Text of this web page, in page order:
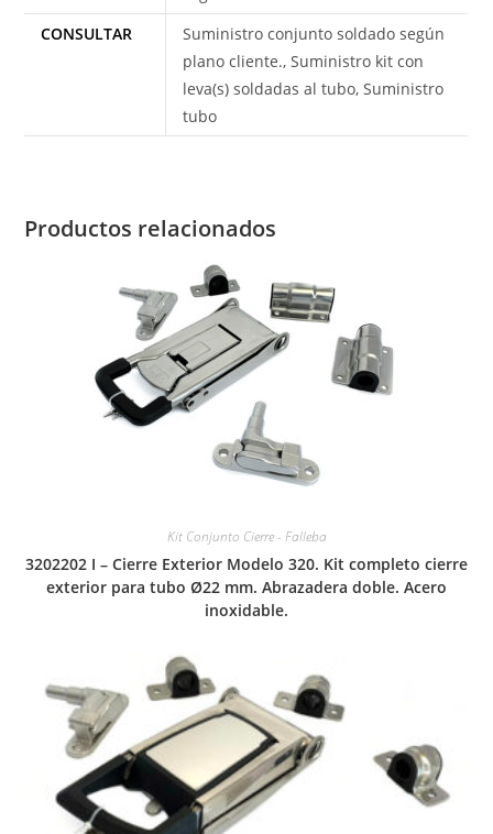
CONSULTAR
Suministro conjunto soldado según
plano cliente., Suministro kit con
leva(s) soldadas al tubo, Suministro
tubo
Productos relacionados
Kit Conjunto Cierre - Falleba
3202202 I – Cierre Exterior Modelo 320. Kit completo cierre
exterior para tubo Ø22 mm. Abrazadera doble. Acero
inoxidable.